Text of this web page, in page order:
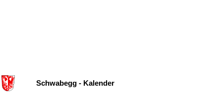
Schwabegg - Kalender